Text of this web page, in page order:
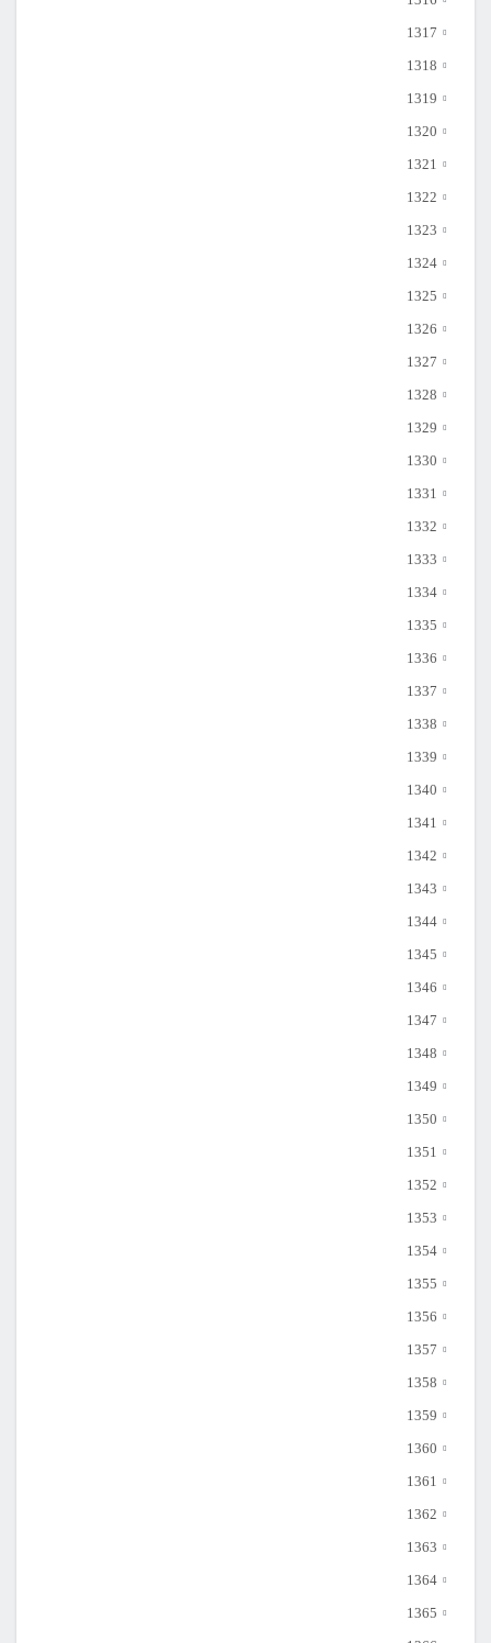
1317
1318
1319
1320
1321
1322
1323
1324
1325
1326
1327
1328
1329
1330
1331
1332
1333
1334
1335
1336
1337
1338
1339
1340
1341
1342
1343
1344
1345
1346
1347
1348
1349
1350
1351
1352
1353
1354
1355
1356
1357
1358
1359
1360
1361
1362
1363
1364
1365